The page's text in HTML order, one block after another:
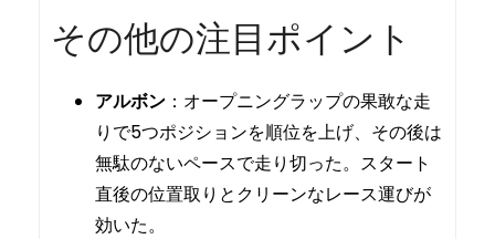
その他の注目ポイント
アルボン ：オープニングラップの果敢な走
りで5つポジションを順位を上げ、その後は
無駄のないペースで走り切った。スタート
直後の位置取りとクリーンなレース運びが
効いた。